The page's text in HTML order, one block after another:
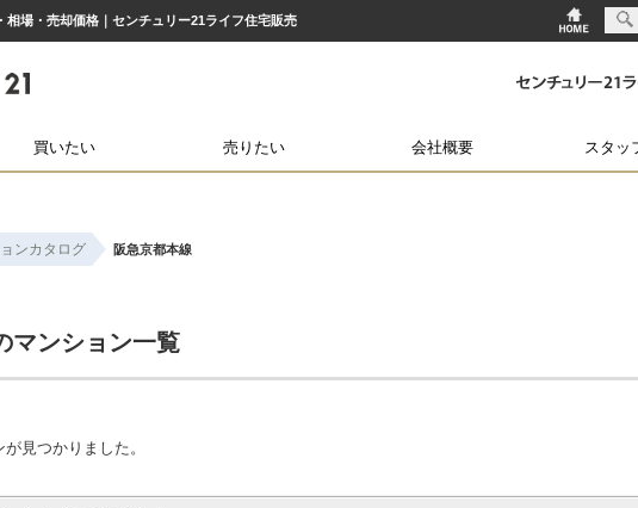
場・売却価格｜センチュリー21ライフ住宅販売
買いたい 売りたい 会社概要 スタッ
ンカタログ 阪急京都本線
マンション一覧
見つかりました。